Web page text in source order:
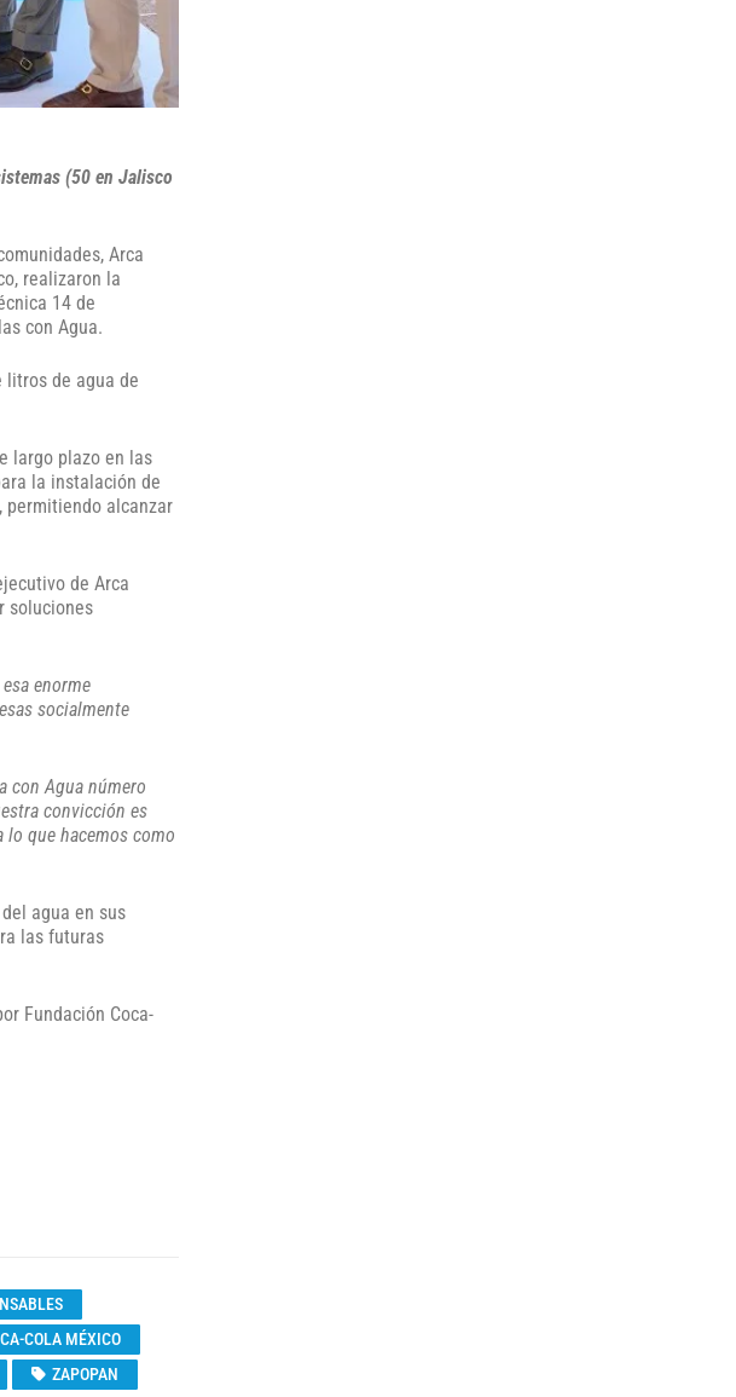
(50 en Jalisco
Arca
realizaron la
14 de
con Agua.
litros de agua de
largo plazo en las
la instalación de
permitiendo alcanzar
de Arca
soluciones
enorme
socialmente
con Agua número
convicción es
lo que hacemos como
agua en sus
las futuras
Fundación Coca-
COLA MÉXICO
ZAPOPAN